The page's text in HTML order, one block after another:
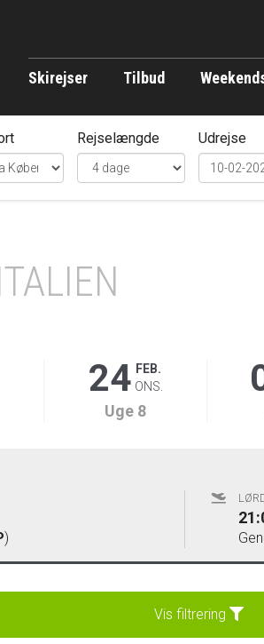
Skirejser Tilbud
Rejselængde Udrejse
24 FEB.
ONS.
Uge 8
)
Vis filtrering